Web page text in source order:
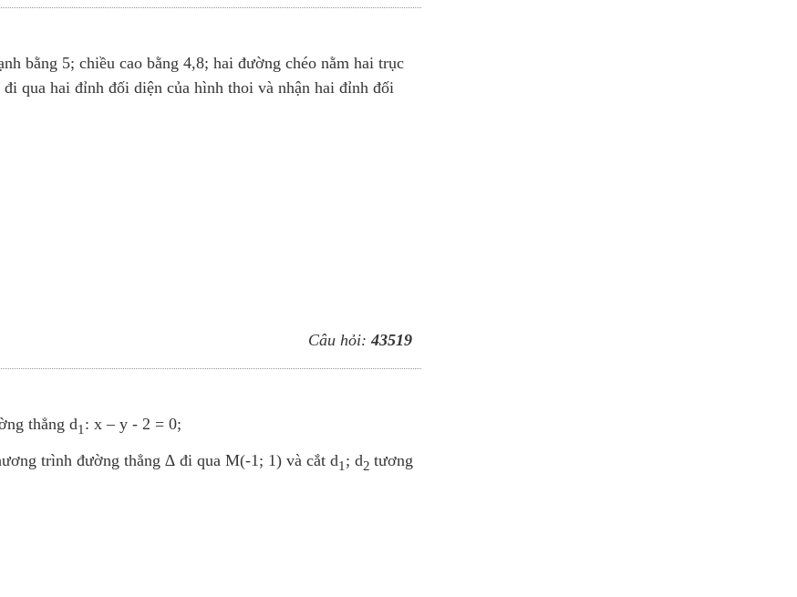
bằng 5; chiều cao bằng 4,8; hai đường chéo nằm hai trục
qua hai đỉnh đối diện của hình thoi và nhận hai đỉnh đối
Câu hỏi:43519
thẳng d1 : x – y - 2 = 0;
trình đường thẳng ∆ đi qua M(-1; 1) và cắt d1 ; d2 tương